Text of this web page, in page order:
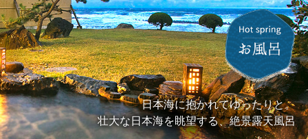
日本海に抱かれてゆったりと。
壮大な日本海を眺望する、絶景露天風呂